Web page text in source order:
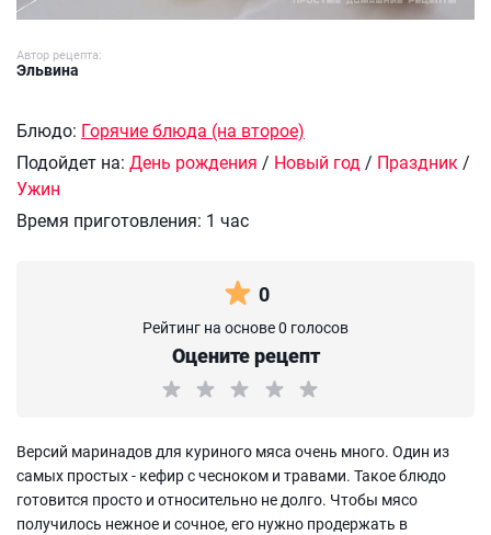
Автор рецепта:
Эльвина
Блюдо: Горячие блюда (на второе)
Подойдет на: День рождения / Новый год / Праздник /
Ужин
Время приготовления: 1 час
0
Рейтинг на основе 0 голосов
Оцените рецепт
Версий маринадов для куриного мяса очень много. Один из
самых простых - кефир с чесноком и травами. Такое блюдо
готовится просто и относительно не долго. Чтобы мясо
получилось нежное и сочное, его нужно продержать в